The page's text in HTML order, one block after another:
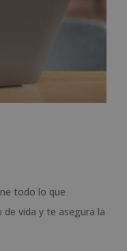
todo lo que
vida y te asegura la